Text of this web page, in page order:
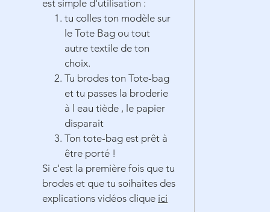
est simple d'utilisation :
tu colles ton modèle sur
le Tote Bag ou tout
autre textile de ton
choix.
Tu brodes ton Tote-bag
et tu passes la broderie
à l eau tiède , le papier
disparait
Ton tote-bag est prêt à
être porté !
Si c'est la première fois que tu
brodes et que tu soihaites des
explications vidéos clique ici